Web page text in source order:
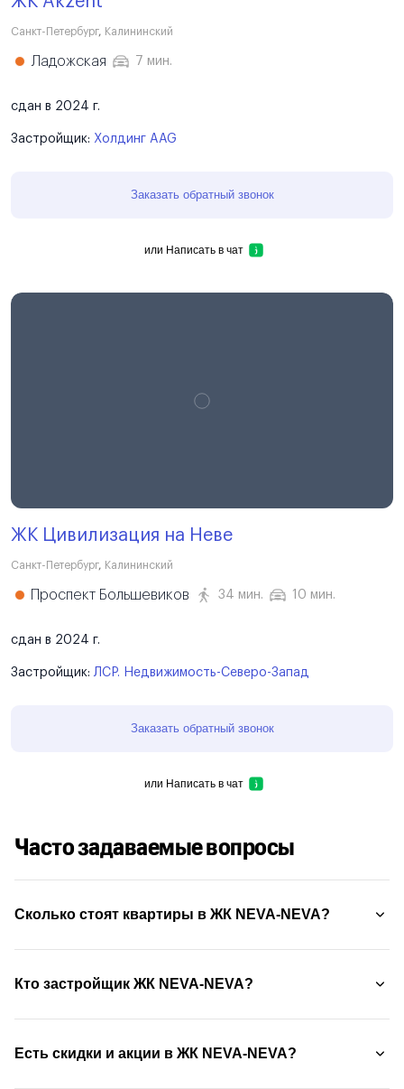
Санкт-Петербург, Калининский
Ладожская 7 мин.
сдан в 2024 г.
Застройщик: Холдинг AAG
Заказать обратный звонок
или Написать в чат
ЖК Цивилизация на Неве
Санкт-Петербург, Калининский
Проспект Большевиков 34 мин. 10 мин.
сдан в 2024 г.
Застройщик: ЛСР. Недвижимость-Северо-Запад
Заказать обратный звонок
или Написать в чат
Часто задаваемые вопросы
Сколько стоят квартиры в ЖК NEVA-NEVA?
Кто застройщик ЖК NEVA-NEVA?
Есть скидки и акции в ЖК NEVA-NEVA?